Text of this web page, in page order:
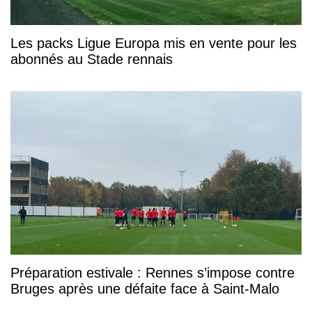
Les packs Ligue Europa mis en vente pour les
abonnés au Stade rennais
Préparation estivale : Rennes s’impose contre
Bruges après une défaite face à Saint-Malo